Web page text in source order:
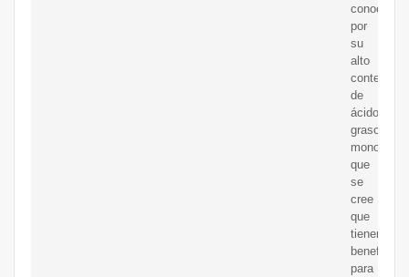
conocido
por
su
alto
contenido
de
ácidos
grasos
que
se
cree
que
tienen
beneficios
para